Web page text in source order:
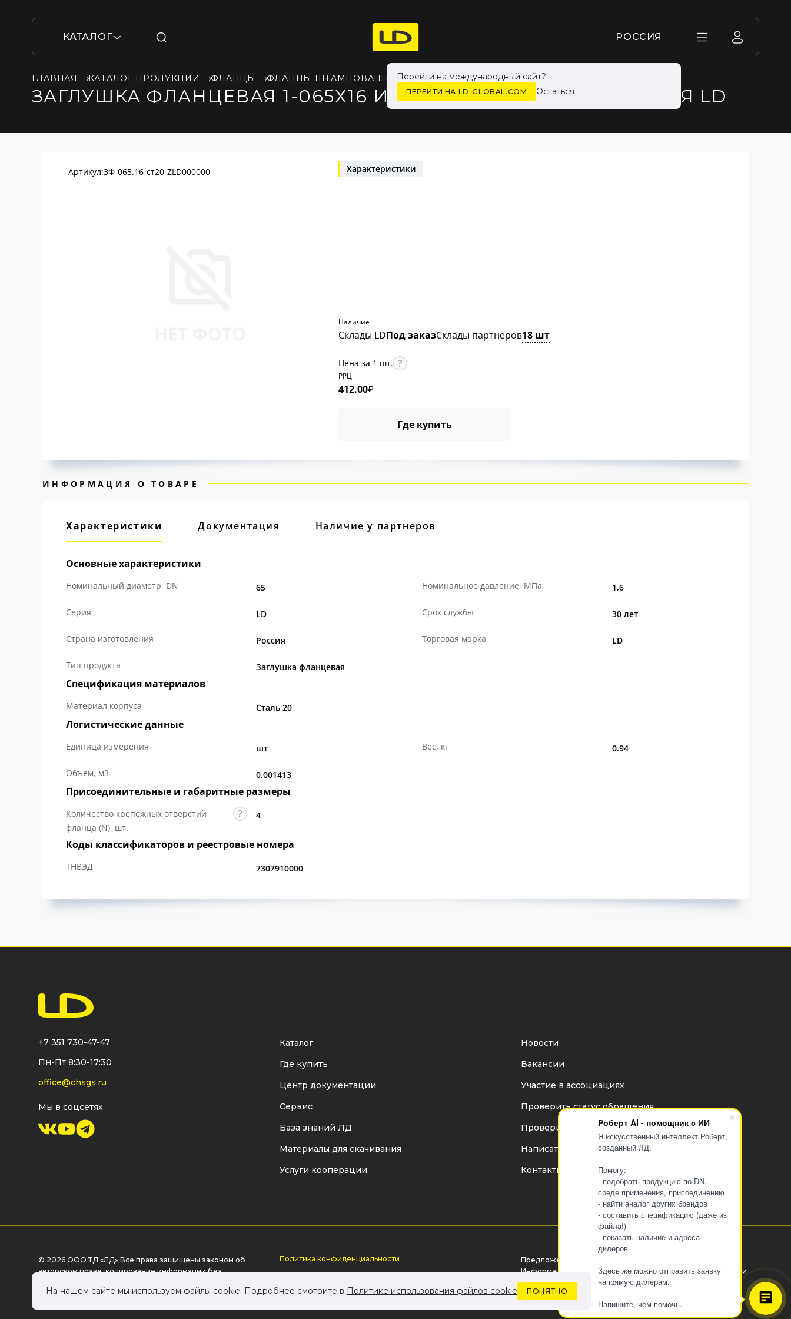
Роберт AI - помощник с ИИ
Я искусственный интеллект Роберт,
созданный ЛД.
Помогу:
- подобрать продукцию по DN,
среде применения, присоединению
- найти аналог других брендов
- составить спецификацию (даже из
файла!)
- показать наличие и адреса
дилеров
Здесь же можно отправить заявку
напрямую дилерам.
Напишите, чем помочь.
КАТАЛОГ РОССИЯ
Перейти на международный сайт?
ПЕРЕЙТИ НА LD-GLOBAL.COM Остаться
ГЛАВНАЯ КАТАЛОГ ПРОДУКЦИИ ФЛАНЦЫ ФЛАНЦЫ ШТАМПОВАННЫЕ
ЗАГЛУШКА ФЛАНЦЕВАЯ 1-065Х16 ИЗ СТАЛИ 20 ШТАМПОВАННАЯ LD
Артикул:ЗФ-065.16-ст20-ZLD000000 Характеристики
Наличие
Склады LDПод заказСклады партнеров18 шт
Цена за 1 шт.
РРЦ
412.00₽
Где купить
ИНФОРМАЦИЯ О ТОВАРЕ
Характеристики Документация Наличие у партнеров
Основные характеристики
Номинальный диаметр, DN 65 Номинальное давление, МПа 1,6
Серия LD Срок службы 30 лет
Страна изготовления Россия Торговая марка LD
Тип продукта Заглушка фланцевая
Спецификация материалов
Материал корпуса Сталь 20
Логистические данные
Единица измерения шт Вес, кг 0.94
Объем, м3 0.001413
Присоединительные и габаритные размеры
Количество крепежных отверстий
фланца (N), шт.
4
Коды классификаторов и реестровые номера
ТНВЭД 7307910000
+7 351 730-47-47
Пн-Пт 8:30-17:30
office@chsgs.ru
Мы в соцсетях
Каталог
Где купить
Центр документации
Сервис
База знаний ЛД
Материалы для скачивания
Услуги кооперации
Новости
Вакансии
Участие в ассоциациях
Проверить статус обращения
Проверить статус дилера
Написать директору
Контакты
© 2026 ООО ТД «ЛД» Все права защищены законом об
авторском праве, копирование информации без
Политика конфиденциальности
Пользовательское соглашение
Предложения на сайте не являются публичной офертой.
Информация на сайте о товаре носит рекламный характер и
расценивается как приглашение делать оферты на
основании п.1 ст. 437 Гражданского кодекса РФ.
На нашем сайте мы используем файлы cookie. Подробнее смотрите в Политике использования файлов cookie ПОНЯТНО